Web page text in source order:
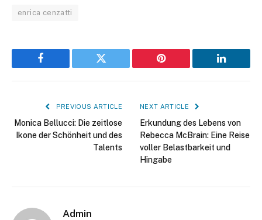
enrica cenzatti
Facebook Twitter Pinterest LinkedIn
PREVIOUS ARTICLE
Monica Bellucci: Die zeitlose
Ikone der Schönheit und des
Talents
NEXT ARTICLE
Erkundung des Lebens von
Rebecca McBrain: Eine Reise
voller Belastbarkeit und
Hingabe
Admin